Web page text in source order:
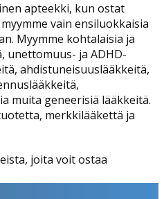
apteekki, kun ostat
vain ensiluokkaisia
Myymme kohtalaisia ​​ja
unettomuus- ja ADHD-
ahdistuneisuuslääkkeitä,
muita geneerisiä lääkkeitä.
merkkilääkettä ja
joita voit ostaa